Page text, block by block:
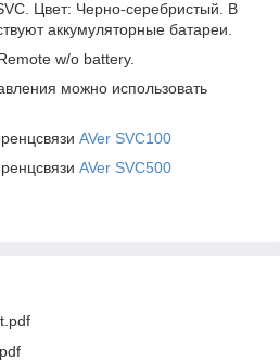
Цвет: Черно-серебристый. В
аккумуляторные батареи.
w/o battery.
можно использовать
AVer SVC100
AVer SVC500